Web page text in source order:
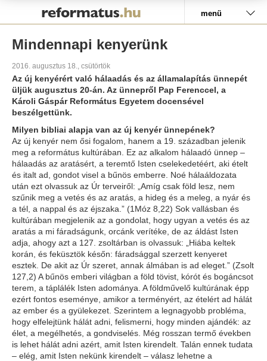
menü
Mindennapi kenyerünk
2016. augusztus 18., csütörtök
Az új kenyérért való hálaadás és az államalapítás ünnepét
üljük augusztus 20-án. Az ünnepről Pap Ferenccel, a
Károli Gáspár Református Egyetem docensével
beszélgettünk.
Milyen bibliai alapja van az új kenyér ünnepének?
Az új kenyér nem ősi fogalom, hanem a 19. században jelenik
meg a református kultúrában. Ez az alkalom hálaadó ünnep –
hálaadás az aratásért, a teremtő Isten cselekedetéért, aki ételt
és italt ad, gondot visel a bűnös emberre. Noé hálaáldozata
után ezt olvassuk az Úr terveiről:
„Amíg csak föld lesz, nem
szűnik meg a vetés és az aratás, a hideg és a meleg, a nyár és
a tél, a nappal és az éjszaka.” (1Móz 8,22) Sok vallásban és
kultúrában megjelenik az a gondolat, hogy ugyan a vetés és az
aratás a mi fáradságunk, orcánk verítéke, de az áldást Isten
adja, ahogy azt a 127. zsoltárban is olvassuk: „ Hiába keltek
korán, és feküsztök későn: fáradsággal szerzett kenyeret
esztek. De akit az Úr szeret, annak álmában is ad eleget.” (Zsolt
127,2) A bűnös emberi világban a föld tövist, kórót és bogáncsot
terem, a táplálék Isten adománya. A földművelő kultúrának épp
ezért fontos eseménye, amikor a terményért, az ételért ad hálát
az ember és a gyülekezet. Szerintem a legnagyobb probléma,
hogy elfelejtünk hálát adni, felismerni, hogy minden ajándék: az
élet, a megélhetés, a gondviselés. Még rosszan termő években
is lehet hálát adni azért, amit Isten kirendelt. Talán ennek tudata
– elég, amit Isten nekünk kirendelt – válasz lehetne a